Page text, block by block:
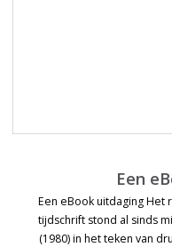
Een
Een eBook uitdaging
tijdschrift stond al sinds
(1980) in het teken van